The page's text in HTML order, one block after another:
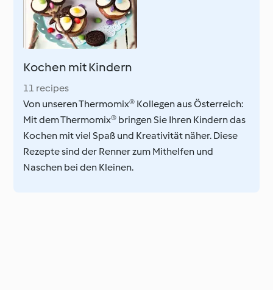
Kochen mit Kindern
11 recipes
Von unseren Thermomix® Kollegen aus Österreich:
Mit dem Thermomix® bringen Sie Ihren Kindern das
Kochen mit viel Spaß und Kreativität näher. Diese
Rezepte sind der Renner zum Mithelfen und
Naschen bei den Kleinen.